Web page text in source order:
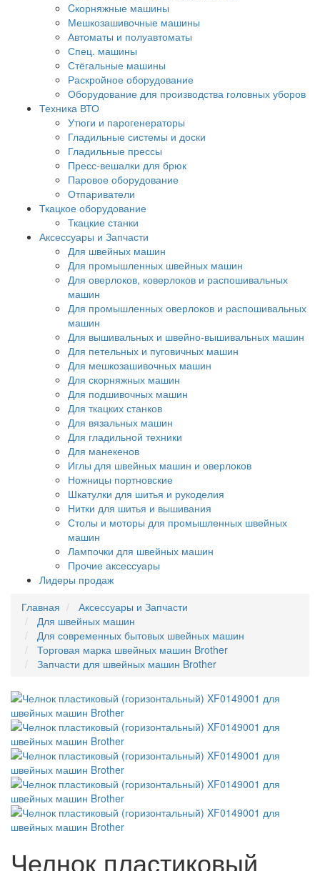
Cкорняжные машины
Мешкозашивочные машины
Автоматы и полуавтоматы
Спец. машины
Стёгальные машины
Раскройное оборудование
Оборудование для производства головных уборов
Техника ВТО
Утюги и парогенераторы
Гладильные системы и доски
Гладильные прессы
Пресс-вешалки для брюк
Паровое оборудование
Отпариватели
Ткацкое оборудование
Ткацкие станки
Аксессуары и Запчасти
Для швейных машин
Для промышленных швейных машин
Для оверлоков, коверлоков и распошивальных
машин
Для промышленных оверлоков и распошивальных
машин
Для вышивальных и швейно-вышивальных машин
Для петельных и пуговичных машин
Для мешкозашивочных машин
Для скорняжных машин
Для подшивочных машин
Для ткацких станков
Для вязальных машин
Для гладильной техники
Для манекенов
Иглы для швейных машин и оверлоков
Ножницы портновские
Шкатулки для шитья и рукоделия
Нитки для шитья и вышивания
Столы и моторы для промышленных швейных
машин
Лампочки для швейных машин
Прочие аксессуары
Лидеры продаж
Главная
Аксессуары и Запчасти
Для швейных машин
Для современных бытовых швейных машин
Торговая марка швейных машин Brother
Запчасти для швейных машин Brother
Челнок пластиковый